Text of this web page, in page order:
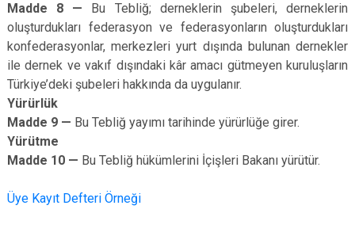
Madde 8 — Bu Tebliğ; derneklerin şubeleri, derneklerin
oluşturdukları federasyon ve federasyonların oluşturdukları
konfederasyonlar, merkezleri yurt dışında bulunan dernekler
ile dernek ve vakıf dışındaki kâr amacı gütmeyen kuruluşların
Türkiye’deki şubeleri hakkında da uygulanır.
Yürürlük
Madde 9 — Bu Tebliğ yayımı tarihinde yürürlüğe girer.
Yürütme
Madde 10 — Bu Tebliğ hükümlerini İçişleri Bakanı yürütür.
Üye Kayıt Defteri Örneği